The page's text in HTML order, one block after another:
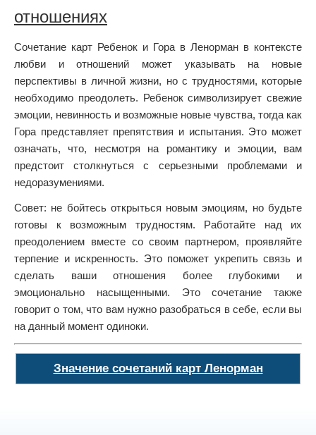
отношениях
Сочетание карт Ребенок и Гора в Ленорман в контексте
любви и отношений может указывать на новые
перспективы в личной жизни, но с трудностями, которые
необходимо преодолеть. Ребенок символизирует свежие
эмоции, невинность и возможные новые чувства, тогда как
Гора представляет препятствия и испытания. Это может
означать, что, несмотря на романтику и эмоции, вам
предстоит столкнуться с серьезными проблемами и
недоразумениями.
Совет: не бойтесь открыться новым эмоциям, но будьте
готовы к возможным трудностям. Работайте над их
преодолением вместе со своим партнером, проявляйте
терпение и искренность. Это поможет укрепить связь и
сделать ваши отношения более глубокими и
эмоционально насыщенными. Это сочетание также
говорит о том, что вам нужно разобраться в себе, если вы
на данный момент одиноки.
Значение сочетаний карт Ленорман